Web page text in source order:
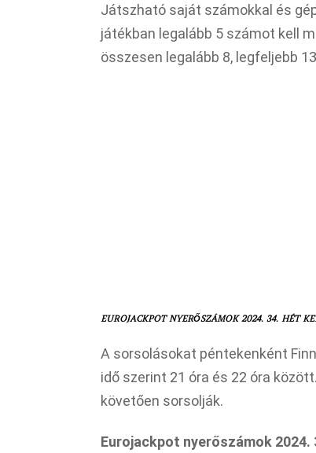
Játszható saját számokkal és
játékban legalább 5 számot kell
összesen legalább 8, legfeljebb
EUROJACKPOT NYERŐSZÁMOK 2024. 34. HÉT
A sorsolásokat péntekenként
idő szerint 21 óra és 22 óra
követően sorsolják.
Eurojackpot nyerőszámok